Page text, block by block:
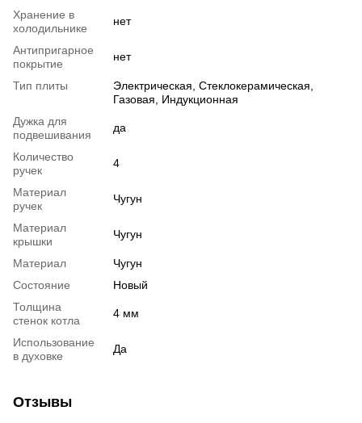
Хранение в
холодильнике
нет
Антипригарное
покрытие
нет
Тип плиты
Электрическая, Стеклокерамическая,
Газовая, Индукционная
Дужка для
подвешивания
да
Количество
ручек
4
Материал
ручек
Чугун
Материал
крышки
Чугун
Материал
Чугун
Состояние
Новый
Толщина
стенок котла
4 мм
Использование
в духовке
Да
Отзывы